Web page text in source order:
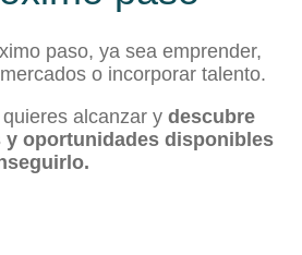
paso, ya sea emprender,
o incorporar talento.
alcanzar y descubre
oportunidades disponibles